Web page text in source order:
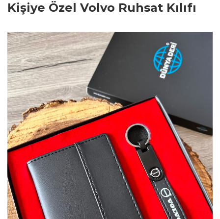
Kişiye Özel Volvo Ruhsat Kılıfı